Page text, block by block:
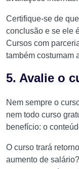
Certifique-se de
conclusão e se ele
Cursos com
também costumam
5. Avalie o
Nem sempre o
nem todo curso
benefício: o
O curso trará
aumento de